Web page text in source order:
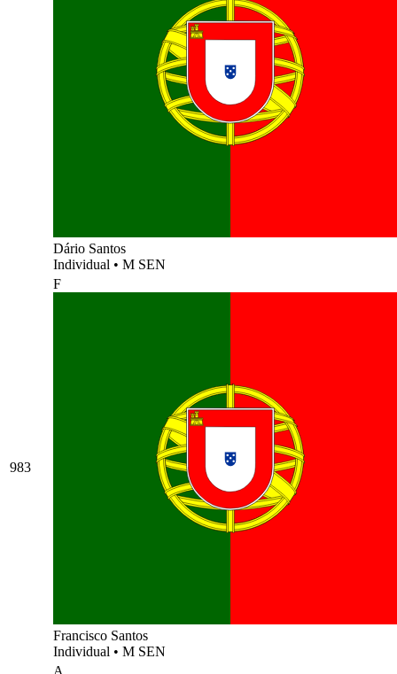
Dário Santos
Individual • M SEN
983
F
Francisco Santos
Individual • M SEN
A